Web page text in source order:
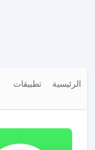
الرئيسية تطبيقات